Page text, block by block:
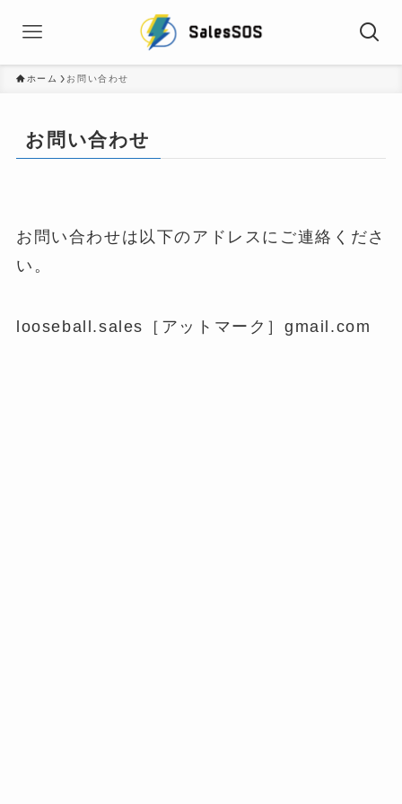
ホーム お問い合わせ
お問い合わせ
お問い合わせは以下のアドレスにご連絡くださ
い。
looseball.sales［アットマーク］gmail.com